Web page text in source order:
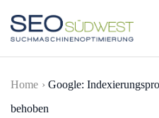
Skip to main content
Home
Google:
behoben